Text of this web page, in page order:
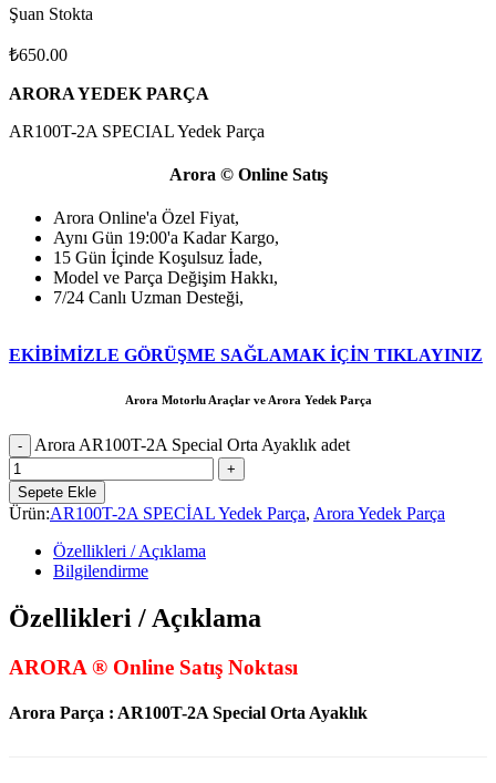
Şuan Stokta
₺650.00
ARORA YEDEK PARÇA
AR100T-2A SPECIAL Yedek Parça
Arora © Online Satış
Arora Online'a Özel Fiyat,
Aynı Gün 19:00'a Kadar Kargo,
15 Gün İçinde Koşulsuz İade,
Model ve Parça Değişim Hakkı,
7/24 Canlı Uzman Desteği,
EKİBİMİZLE GÖRÜŞME SAĞLAMAK İÇİN TIKLAYINIZ
Arora Motorlu Araçlar ve Arora Yedek Parça
Arora AR100T-2A Special Orta Ayaklık adet
Sepete Ekle
Ürün:AR100T-2A SPECİAL Yedek Parça, Arora Yedek Parça
Özellikleri / Açıklama
Bilgilendirme
Özellikleri / Açıklama
ARORA ® Online Satış Noktası
Arora Parça : AR100T-2A Special Orta Ayaklık